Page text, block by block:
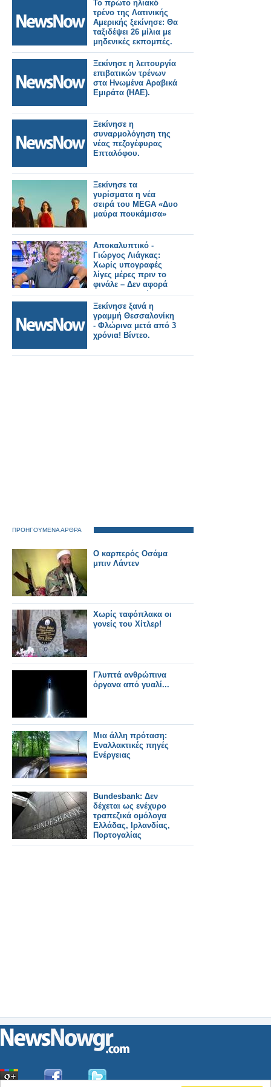
Το πρώτο ηλιακό
τρένο της Λατινικής
Αμερικής ξεκίνησε: Θα
ταξιδέψει 26 μίλια με
μηδενικές εκπομπές.
Ξεκίνησε η λειτουργία
επιβατικών τρένων
στα Ηνωμένα Αραβικά
Εμιράτα (ΗΑΕ).
Ξεκίνησε η
συναρμολόγηση της
νέας πεζογέφυρας
Επταλόφου.
Ξεκίνησε τα
γυρίσματα η νέα
σειρά του MEGA «Δυο
μαύρα πουκάμισα»
Αποκαλυπτικό -
Γιώργος Λιάγκας:
Χωρίς υπογραφές
λίγες μέρες πριν το
φινάλε – Δεν αφορά
το DWTS η δεύτερη
εκπομπή
Ξεκίνησε ξανά η
γραμμή Θεσσαλονίκη
- Φλώρινα μετά από 3
χρόνια! Βίντεο.
ΠΡΟΗΓΟΥΜΕΝΑ ΑΡΘΡΑ
Ο καρπερός Οσάμα
μπιν Λάντεν
Χωρίς ταφόπλακα οι
γονείς του Χίτλερ!
Γλυπτά ανθρώπινα
όργανα από γυαλί...
Μια άλλη πρόταση:
Εναλλακτικές πηγές
Ενέργειας
Bundesbank: Δεν
δέχεται ως ενέχυρο
τραπεζικά ομόλογα
Ελλάδας, Ιρλανδίας,
Πορτογαλίας